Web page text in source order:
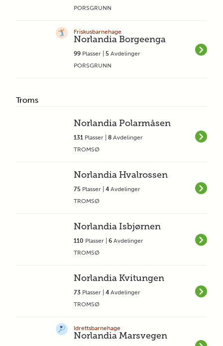
PORSGRUNN
Friskusbarnehage
Norlandia Borgeenga
99 Plasser | 5 Avdelinger
PORSGRUNN
Troms
Norlandia Polarmåsen
131 Plasser | 8 Avdelinger
TROMSØ
Norlandia Hvalrossen
75 Plasser | 4 Avdelinger
TROMSØ
Norlandia Isbjørnen
110 Plasser | 6 Avdelinger
TROMSØ
Norlandia Kvitungen
73 Plasser | 4 Avdelinger
TROMSØ
Idrettsbarnehage
Norlandia Marsvegen